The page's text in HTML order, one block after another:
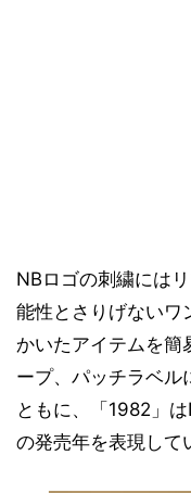
NBロゴの刺繍には
能性とさりげないワ
かいたアイテムを簡
ープ、パッチラベ
ともに、「1982」
の発売年を表現して